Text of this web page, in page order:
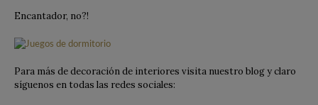
Encantador, no?!
Para más de decoración de interiores visita nuestro blog y claro
síguenos en todas las redes sociales: